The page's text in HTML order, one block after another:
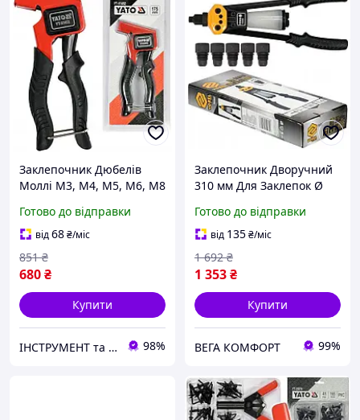
Заклепочник Дюбелів
Моллі М3, М4, М5, М6, М8
Готово до відправки
від68₴/міс
680₴
851 ₴
Купити
ІНСТРУМЕНТ та МЕТИЗИ 98%
Заклепочник Дворучний
310 мм Для Заклепок Ø
VOREL (70202)
Готово до відправки
від 135₴/міс
1 353₴
1 692 ₴
Купити
ВЕГА КОМФОРТ 99%